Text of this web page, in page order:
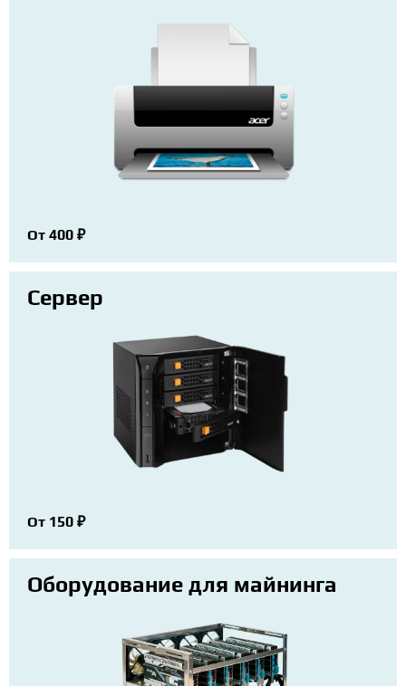
От 400 ₽
Сервер
От 150 ₽
Оборудование для майнинга